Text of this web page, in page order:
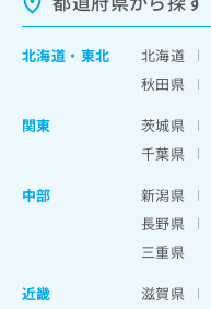
北海道 ・ 東北 北海道
秋田県
関東
茨城県
千葉県
中部
新潟県
長野県
三重県
近畿
滋賀県